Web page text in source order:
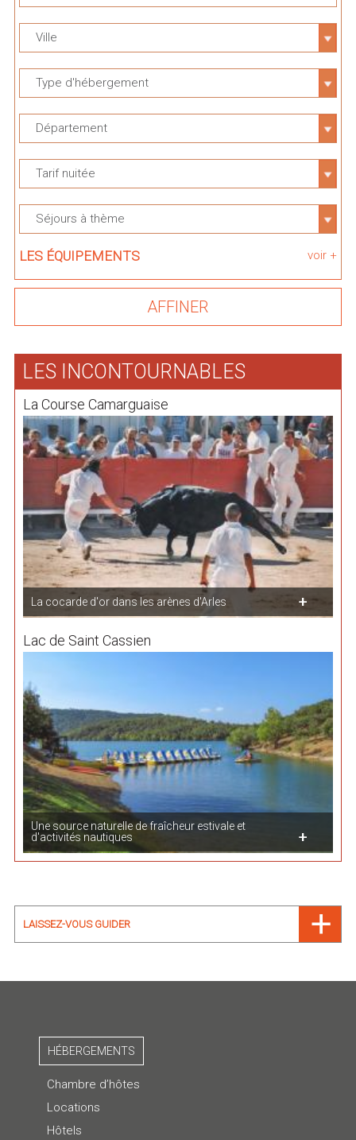
Ville
Type d'hébergement
Département
Tarif nuitée
Séjours à thème
LES ÉQUIPEMENTS voir +
LES INCONTOURNABLES
La Course Camarguaise
La cocarde d'or dans les arènes d'Arles
Lac de Saint Cassien
Une source naturelle de fraîcheur estivale et
d'activités nautiques
LAISSEZ-VOUS GUIDER
HÉBERGEMENTS
Chambre d’hôtes
Locations
Hôtels